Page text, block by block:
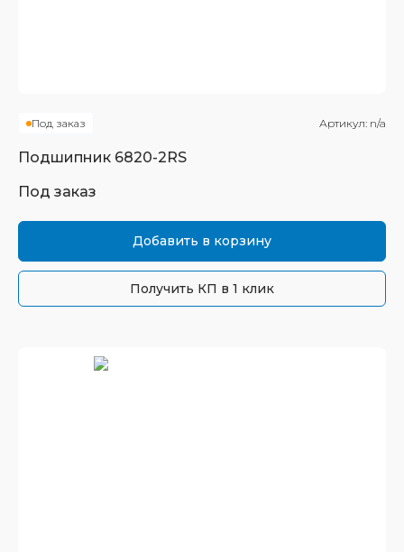
Под заказ Артикул: n/a
Подшипник 6820-2RS
Под заказ
Добавить в корзину
Получить КП в 1 клик